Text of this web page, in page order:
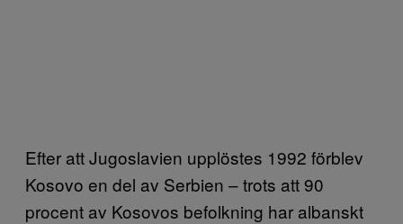
Efter att Jugoslavien upplöstes 1992 förblev
Kosovo en del av Serbien – trots att 90
procent av Kosovos befolkning har albanskt